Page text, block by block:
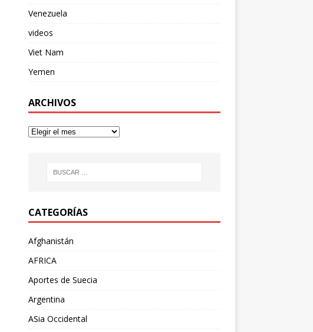
Venezuela
videos
Viet Nam
Yemen
ARCHIVOS
CATEGORÍAS
Afghanistán
AFRICA
Aportes de Suecia
Argentina
ASia Occidental